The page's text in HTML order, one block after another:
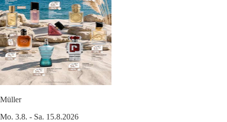
Müller
Mo. 3.8. - Sa. 15.8.2026